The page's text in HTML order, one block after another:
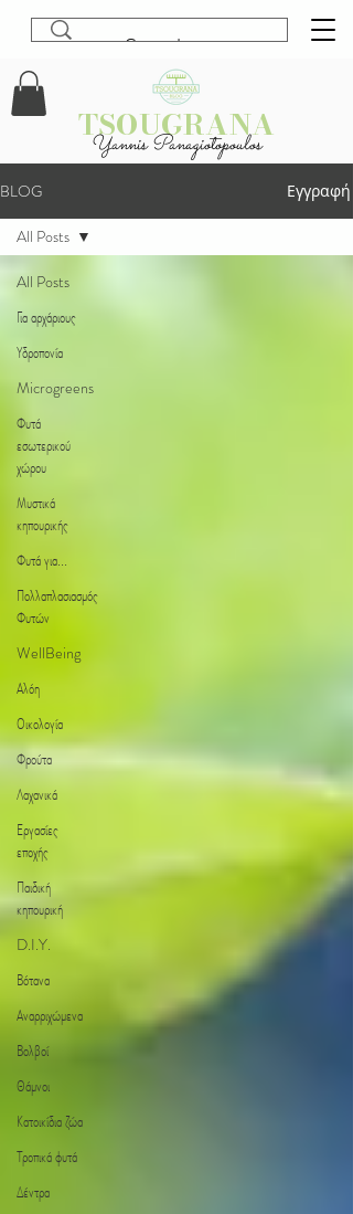
TSOUGRANA
Yannis Panagiotopoulos
BLOG Εγγραφή
All Posts
Για αρχάριους
Υδροπονία
Microgreens
Φυτά
εσωτερικού
χώρου
Μυστικά
κηπουρικής
Φυτά για...
Πολλαπλασιασμός
Φυτών
WellBeing
Αλόη
Οικολογία
Φρούτα
Λαχανικά
Εργασίες
εποχής
Παιδική
κηπουρική
D.I.Y.
Βότανα
Αναρριχώμενα
Βολβοί
Θάμνοι
Κατοικίδια ζώα
Τροπικά φυτά
Δέντρα
All Posts